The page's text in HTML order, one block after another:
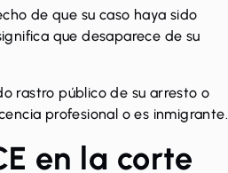
de que su caso haya sido
que desaparece de su
rastro público de su arresto o
profesional o es inmigrante.
en la corte